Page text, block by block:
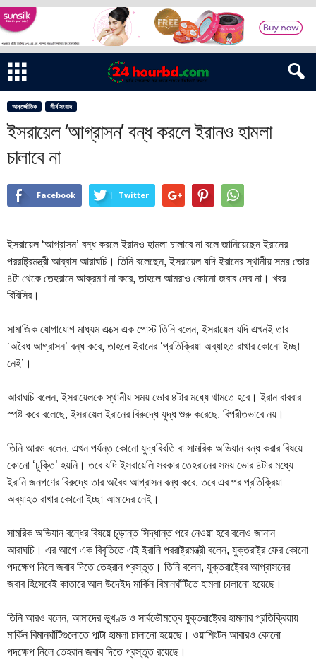
আন্তর্জাতিক শীর্ষ সংবাদ
ইসরায়েল ‌‘আগ্রাসন’ বন্ধ করলে ইরানও হামলা
চালাবে না
Facebook Twitter
ইসরায়েল ‘আগ্রাসন’ বন্ধ করলে ইরানও হামলা চালাবে না বলে জানিয়েছেন ইরানের
পররাষ্ট্রমন্ত্রী আব্বাস আরাঘচি। তিনি বলেছেন, ইসরায়েল যদি ইরানের স্থানীয় সময় ভোর
৪টা থেকে তেহরানে আক্রমণ না করে, তাহলে আমরাও কোনো জবাব দেব না। খবর
বিবিসির।
সামাজিক যোগাযোগ মাধ্যম এক্সে এক পোস্ট তিনি বলেন, ইসরায়েল যদি এখনই তার
‘অবৈধ আগ্রাসন’ বন্ধ করে, তাহলে ইরানের ‘প্রতিক্রিয়া অব্যাহত রাখার কোনো ইচ্ছা
নেই’।
আরাঘচি বলেন, ইসরায়েলকে স্থানীয় সময় ভোর ৪টার মধ্যে থামতে হবে। ইরান বারবার
স্পষ্ট করে বলেছে, ইসরায়েল ইরানের বিরুদ্ধে যুদ্ধ শুরু করেছে, বিপরীতভাবে নয়।
তিনি আরও বলেন, এখন পর্যন্ত কোনো যুদ্ধবিরতি বা সামরিক অভিযান বন্ধ করার বিষয়ে
কোনো ‘চুক্তি’ হয়নি। তবে যদি ইসরায়েলি সরকার তেহরানের সময় ভোর ৪টার মধ্যে
ইরানি জনগণের বিরুদ্ধে তার অবৈধ আগ্রাসন বন্ধ করে, তবে এর পর প্রতিক্রিয়া
অব্যাহত রাখার কোনো ইচ্ছা আমাদের নেই।
সামরিক অভিযান বন্ধের বিষয়ে চূড়ান্ত সিদ্ধান্ত পরে নেওয়া হবে বলেও জানান
আরাঘচি। এর আগে এক বিবৃতিতে এই ইরানি পররাষ্ট্রমন্ত্রী বলেন, যুক্তরাষ্ট্র ফের কোনো
পদক্ষেপ নিলে জবাব দিতে তেহরান প্রস্তুত। তিনি বলেন, যুক্তরাষ্ট্রের আগ্রাসনের
জবাব হিসেবেই কাতারে আল উদেইদ মার্কিন বিমানঘাঁটিতে হামলা চালানো হয়েছে।
তিনি আরও বলেন, আমাদের ভূখণ্ড ও সার্বভৌমত্বে যুক্তরাষ্ট্রের হামলার প্রতিক্রিয়ায়
মার্কিন বিমানঘাঁটিগুলোতে পাল্টা হামলা চালানো হয়েছে। ওয়াশিংটন আবারও কোনো
পদক্ষেপ নিলে তেহরান জবাব দিতে প্রস্তুত রয়েছে।